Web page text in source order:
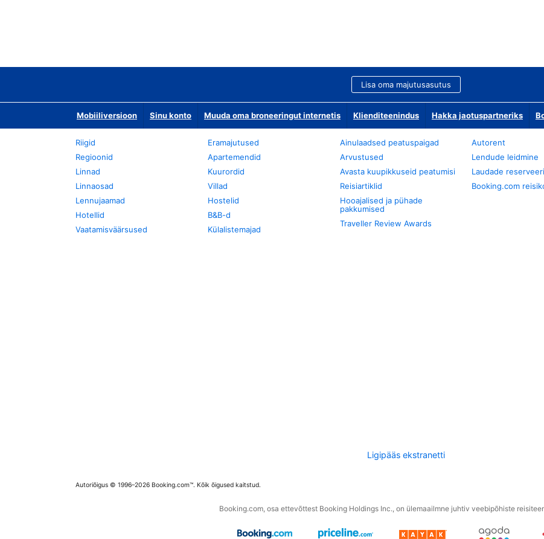
Lisa oma majutusasutus
Mobiiliversioon Sinu konto Muuda oma broneeringut internetis Klienditeenindus Hakka jaotuspartneriks
Riigid
Regioonid
Linnad
Linnaosad
Lennujaamad
Hotellid
Vaatamisväärsused
Eramajutused
Apartemendid
Kuurordid
Villad
Hostelid
B&B-d
Külalistemajad
Ainulaadsed peatuspaigad
Arvustused
Avasta kuupikkuseid peatumisi
Reisiartiklid
Hooajalised ja pühade
pakkumised
Traveller Review Awards
Autorent
Lendude leidmine
Laudade
Booking.com
Ligipääs ekstranetti
Autoriõigus © 1996–2026 Booking.com™. Kõik õigused kaitstud.
Booking.com, osa ettevõttest Booking Holdings Inc., on ülemaailmne juhtiv veebipõhiste